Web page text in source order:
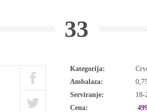
33
Kategorija:
Ambalaza:
Serviranje:
18-
Cena: